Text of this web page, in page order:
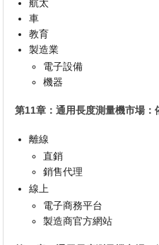
航太
車
教育
製造業
電子設備
機器
第11章：通用長度測量機市場：
離線
直銷
銷售代理
線上
電子商務平台
製造商官方網站